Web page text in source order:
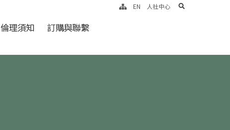
倫理須知 訂購與聯繫
EN 人社中心 search